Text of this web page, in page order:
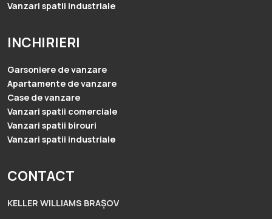
Vanzari spatii industriale
INCHIRIERI
Garsoniere de vanzare
Apartamente de vanzare
Case de vanzare
Vanzari spatii comerciale
Vanzari spatii birouri
Vanzari spatii industriale
CONTACT
KELLER WILLIAMS BRAȘOV